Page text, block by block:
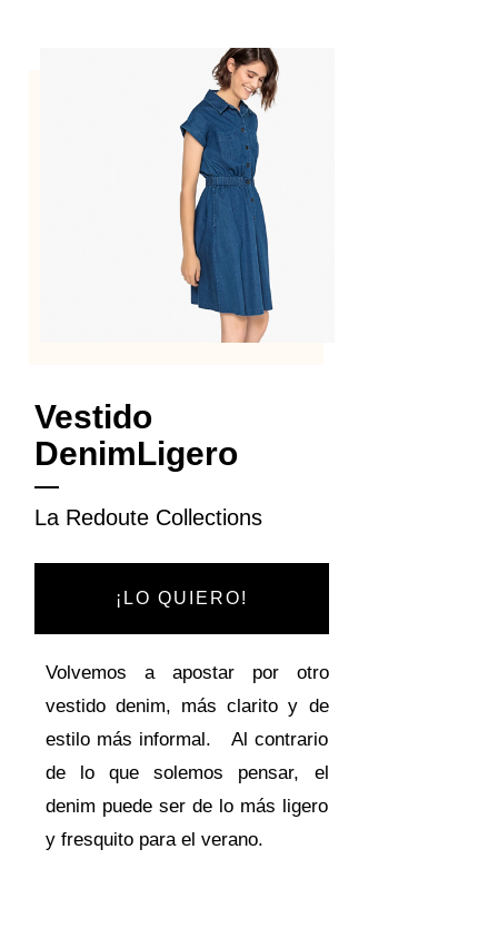
Vestido
DenimLigero
La Redoute Collections
¡LO QUIERO!
Volvemos a apostar por otro
vestido denim, más clarito y de
estilo más informal. Al contrario
de lo que solemos pensar, el
denim puede ser de lo más ligero
y fresquito para el verano.